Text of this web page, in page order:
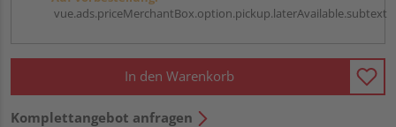
vue.ads.priceMerchantBox.option.pickup.laterAvailable.subtext
In den Warenkorb
Komplettangebot anfragen